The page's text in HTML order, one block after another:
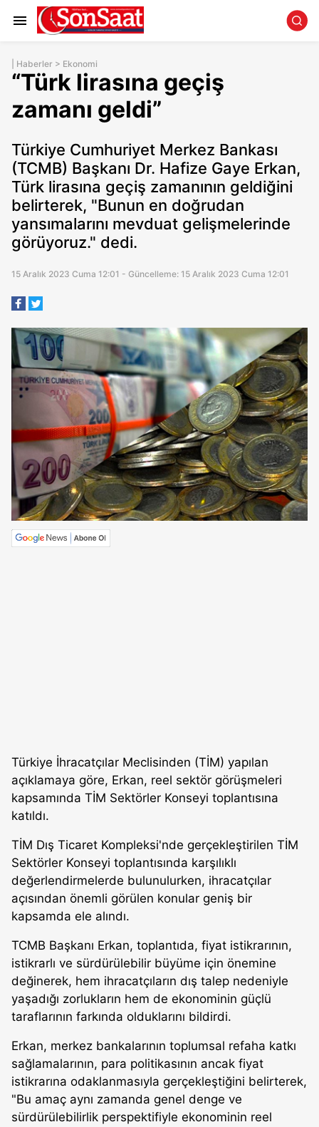
Haberler > Ekonomi
“Türk lirasına geçiş
zamanı geldi”
Türkiye Cumhuriyet Merkez Bankası
(TCMB) Başkanı Dr. Hafize Gaye Erkan,
Türk lirasına geçiş zamanının geldiğini
belirterek, "Bunun en doğrudan
yansımalarını mevduat gelişmelerinde
görüyoruz." dedi.
15 Aralık 2023 Cuma 12:01 - Güncelleme: 15 Aralık 2023 Cuma 12:01
Türkiye İhracatçılar Meclisinden (TİM) yapılan
açıklamaya göre, Erkan, reel sektör görüşmeleri
kapsamında TİM Sektörler Konseyi toplantısına
katıldı.
TİM Dış Ticaret Kompleksi'nde gerçekleştirilen TİM
Sektörler Konseyi toplantısında karşılıklı
değerlendirmelerde bulunulurken, ihracatçılar
açısından önemli görülen konular geniş bir
kapsamda ele alındı.
TCMB Başkanı Erkan, toplantıda, fiyat istikrarının,
istikrarlı ve sürdürülebilir büyüme için önemine
değinerek, hem ihracatçıların dış talep nedeniyle
yaşadığı zorlukların hem de ekonominin güçlü
taraflarının farkında olduklarını bildirdi.
Erkan, merkez bankalarının toplumsal refaha katkı
sağlamalarının, para politikasının ancak fiyat
istikrarına odaklanmasıyla gerçekleştiğini belirterek,
"Bu amaç aynı zamanda genel denge ve
sürdürülebilirlik perspektifiyle ekonominin reel